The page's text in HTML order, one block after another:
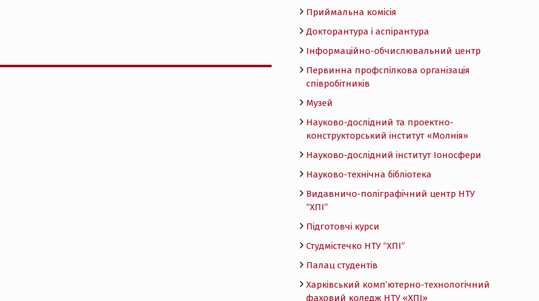
Приймальна комісія
Докторантура і аспірантура
Інформаційно-обчислювальний центр
Первинна профспілкова організація
співробітників
Музей
Науково-дослідний та проектно-
конструкторський інститут «Молнія»
Науково-дослідний інститут Іоносфери
Науково-технічна бібліотека
Видавничо-поліграфічний центр НТУ
“ХПІ”
Підготовчі курси
Студмістечко НТУ “ХПІ”
Палац студентів
Харківський комп’ютерно-технологічний
фаховий коледж НТУ «ХПI»